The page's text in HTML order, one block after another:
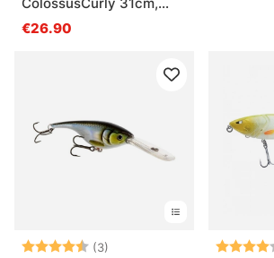
170g
€26.90
Note: (3) Note: